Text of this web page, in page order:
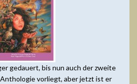
gedauert, bis nun auch der zweite
vorliegt, aber jetzt ist er